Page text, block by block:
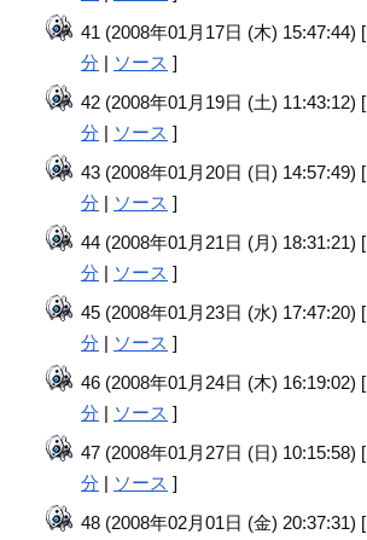
41 (2008年01月17日 (木) 15:47:44) [
分 | ソース ]
42 (2008年01月19日 (土) 11:43:12) [
分 | ソース ]
43 (2008年01月20日 (日) 14:57:49) [
分 | ソース ]
44 (2008年01月21日 (月) 18:31:21) [
分 | ソース ]
45 (2008年01月23日 (水) 17:47:20) [
分 | ソース ]
46 (2008年01月24日 (木) 16:19:02) [
分 | ソース ]
47 (2008年01月27日 (日) 10:15:58) [
分 | ソース ]
48 (2008年02月01日 (金) 20:37:31) [